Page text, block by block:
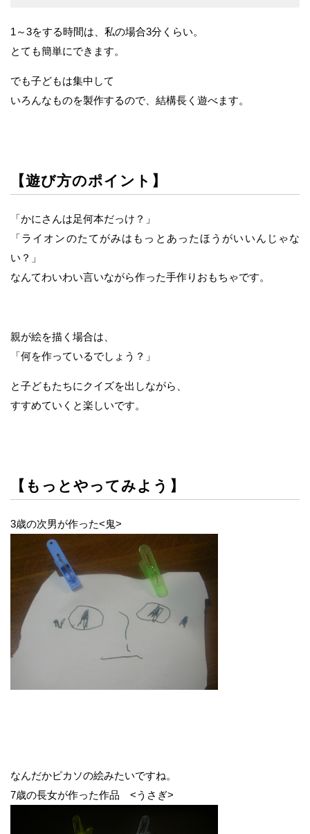
1～3をする時間は、私の場合3分くらい。
とても簡単にできます。
でも子どもは集中して
いろんなものを製作するので、結構長く遊べます。
【遊び方のポイント】
「かにさんは足何本だっけ？」
「ライオンのたてがみはもっとあったほうがいいんじゃな
い？」
なんてわいわい言いながら作った手作りおもちゃです。
親が絵を描く場合は、
「何を作っているでしょう？」
と子どもたちにクイズを出しながら、
すすめていくと楽しいです。
【もっとやってみよう】
3歳の次男が作った<鬼>
なんだかピカソの絵みたいですね。
7歳の長女が作った作品 <うさぎ>